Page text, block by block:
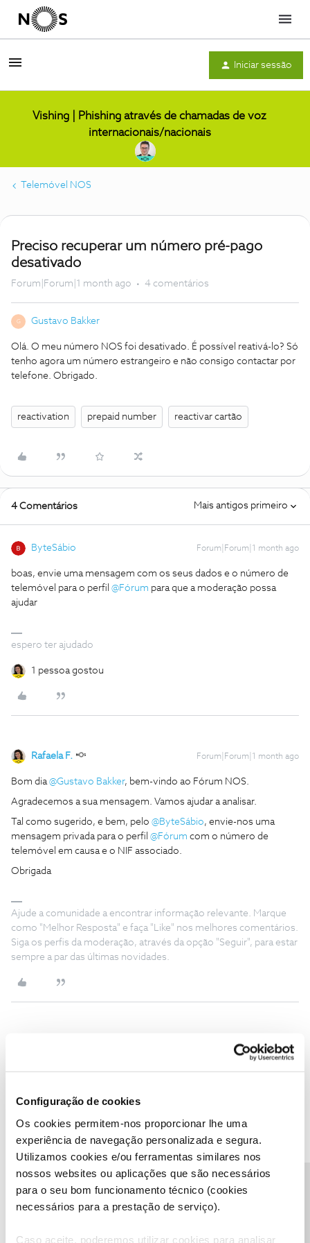
Configuração de cookies
Os cookies permitem-nos proporcionar lhe uma
experiência de navegação personalizada e segura.
Utilizamos cookies e/ou ferramentas similares nos
nossos websites ou aplicações que são necessários
para o seu bom funcionamento técnico (cookies
necessários para a prestação de serviço).
Caso aceite, poderemos utilizar cookies para analisar
Menu
Iniciar sessão
Vishing | Phishing através de chamadas de voz
internacionais/nacionais
Telemóvel NOS
Preciso recuperar um número pré-pago
desativado
Forum|Forum|1 month ago 4 comentários
G Gustavo Bakker
Olá. O meu número NOS foi desativado. É possível reativá-lo? Só
tenho agora um número estrangeiro e não consigo contactar por
telefone. Obrigado.
reactivation prepaid number reactivar cartão
4 Comentários Mais antigos primeiro
ByteSábio Forum|Forum|1 month ago
boas, envie uma mensagem com os seus dados e o número de
telemóvel para o perfil ​ @Fórum para que a moderação possa
ajudar
espero ter ajudado
1 pessoa gostou
Rafaela F. Forum|Forum|1 month ago
Bom dia ​@Gustavo Bakker, bem-vindo ao Fórum NOS.
Agradecemos a sua mensagem. Vamos ajudar a analisar.
Tal como sugerido, e bem, pelo ​ @ByteSábio, envie-nos uma
mensagem privada para o perfil ​ @Fórum com o número de
telemóvel em causa e o NIF associado.
Obrigada
Ajude a comunidade a encontrar informação relevante. Marque
como "Melhor Resposta" e faça "Like" nos melhores comentários.
Siga os perfis da moderação, através da opção "Seguir", para estar
sempre a par das últimas novidades.
Forum|Forum|1 month ago
1 pessoa gostou